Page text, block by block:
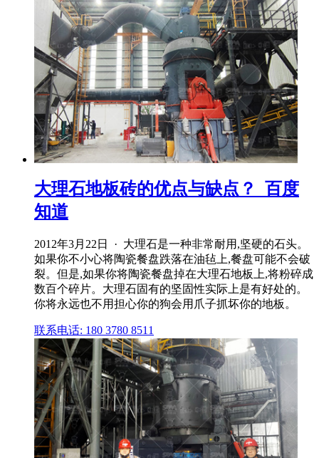
大理石地板砖的优点与缺点？_百度
知道
2012年3月22日 · 大理石是一种非常耐用,坚硬的石头。
如果你不小心将陶瓷餐盘跌落在油毡上,餐盘可能不会破
裂。但是,如果你将陶瓷餐盘掉在大理石地板上,将粉碎成
数百个碎片。大理石固有的坚固性实际上是有好处的。
你将永远也不用担心你的狗会用爪子抓坏你的地板。
联系电话: 180 3780 8511